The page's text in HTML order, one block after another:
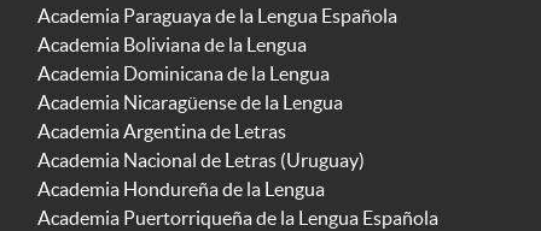
Academia Paraguaya de la Lengua Española
Academia Boliviana de la Lengua
Academia Dominicana de la Lengua
Academia Nicaragüense de la Lengua
Academia Argentina de Letras
Academia Nacional de Letras (Uruguay)
Academia Hondureña de la Lengua
Academia Puertorriqueña de la Lengua Española